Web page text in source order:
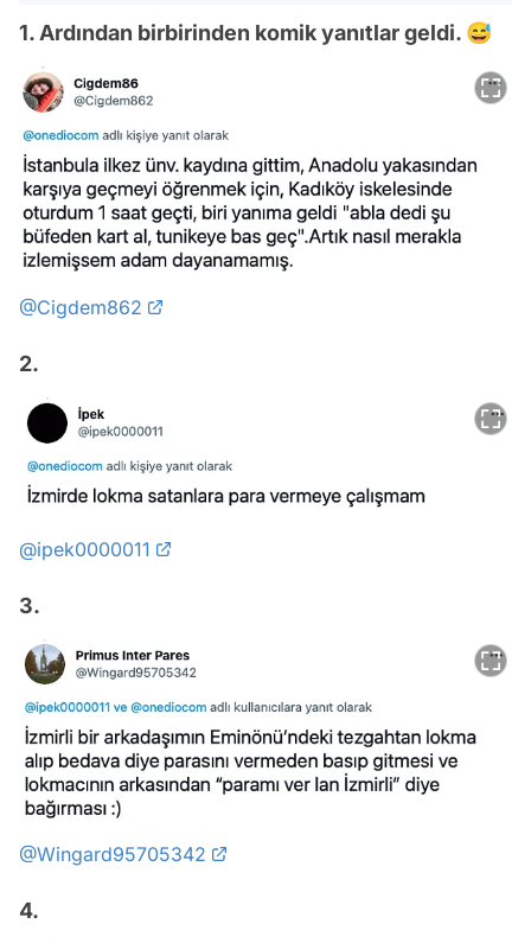
1. Ardından birbirinden komik yanıtlar geldi. 😅
@Cigdem862
2.
@ipek0000011
3.
@Wingard95705342
4.